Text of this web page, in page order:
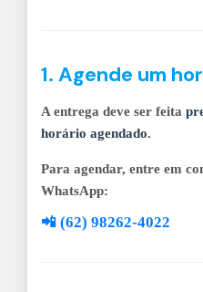
1. Agende um
A entrega deve ser feita
horário agendado.
Para agendar, entre em
WhatsApp:
📲 (62) 98262-4022